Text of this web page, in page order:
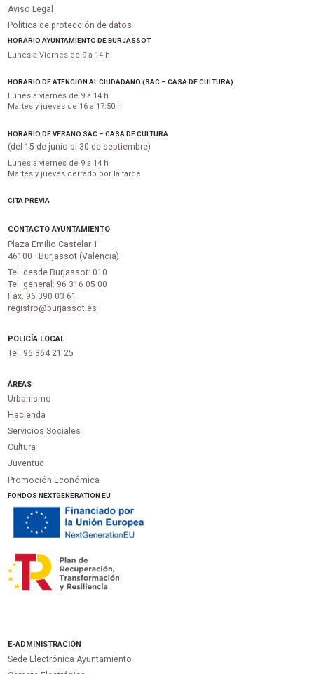
Aviso Legal
Política de protección de datos
HORARIO AYUNTAMIENTO DE BURJASSOT
Lunes a Viernes de 9 a 14 h
HORARIO DE ATENCIÓN AL CIUDADANO (SAC – CASA DE CULTURA)
Lunes a viernes de 9 a 14 h
Martes y jueves de 16 a 17:50 h
HORARIO DE VERANO SAC – CASA DE CULTURA
(del 15 de junio al 30 de septiembre)
Lunes a viernes de 9 a 14 h
Martes y jueves cerrado por la tarde
CITA PREVIA
CONTACTO AYUNTAMIENTO
Plaza Emilio Castelar 1
46100 · Burjassot (Valencia)
Tel. desde Burjassot: 010
Tel. general: 96 316 05 00
Fax. 96 390 03 61
registro@burjassot.es
POLICÍA LOCAL
Tel. 96 364 21 25
ÁREAS
Urbanismo
Hacienda
Servicios Sociales
Cultura
Juventud
Promoción Económica
FONDOS NEXTGENERATION EU
E-ADMINISTRACIÓN
Sede Electrónica Ayuntamiento